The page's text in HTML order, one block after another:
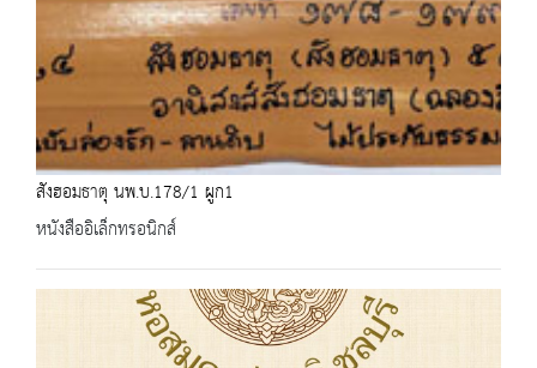
สังฮอมธาตุ นพ.บ.178/1 ผูก1
หนังสืออิเล็กทรอนิกส์